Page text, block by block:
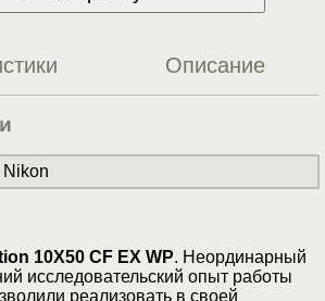
Описание
Nikon
10X50 CF EX WP. Неординарный
исследовательский опыт работы
реализовать в своей